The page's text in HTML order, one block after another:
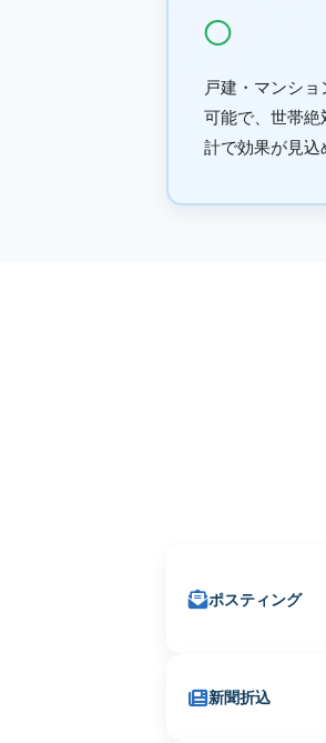
◯
戸建・マンシ
可能で、世帯絶
計で効果が見込
ポスティング
新聞折込